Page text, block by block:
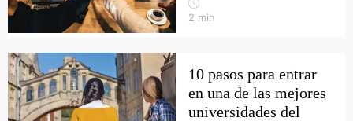
2 min
10 pasos para entrar
en una de las mejores
universidades del